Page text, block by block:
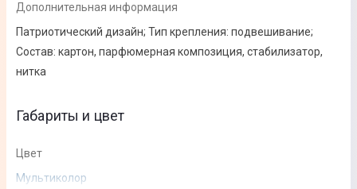
Дополнительная информация
Патриотический дизайн; Тип крепления: подвешивание;
Состав: картон, парфюмерная композиция, стабилизатор,
нитка
Габариты и цвет
Цвет
Мультиколор